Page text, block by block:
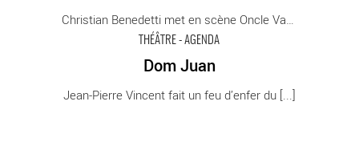
THÉÂTRE - AGENDA
Dom Juan
Jean-Pierre Vincent fait un feu d’enfer du [...]
Théâtre du Vieux-Colombier